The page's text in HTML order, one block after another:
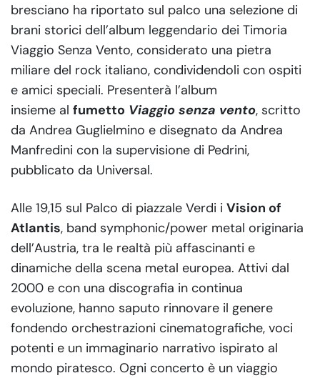
bresciano ha riportato sul palco una selezione di
brani storici dell’album leggendario dei Timoria
Viaggio Senza Vento, considerato una pietra
miliare del rock italiano, condividendoli con ospiti
e amici speciali. Presenterà l’album
insieme al fumetto Viaggio senza vento, scritto
da Andrea Guglielmino e disegnato da Andrea
Manfredini con la supervisione di Pedrini,
pubblicato da Universal.
Alle 19,15 sul Palco di piazzale Verdi i Vision of
Atlantis, band symphonic/power metal originaria
dell’Austria, tra le realtà più affascinanti e
dinamiche della scena metal europea. Attivi dal
2000 e con una discografia in continua
evoluzione, hanno saputo rinnovare il genere
fondendo orchestrazioni cinematografiche, voci
potenti e un immaginario narrativo ispirato al
mondo piratesco. Ogni concerto è un viaggio